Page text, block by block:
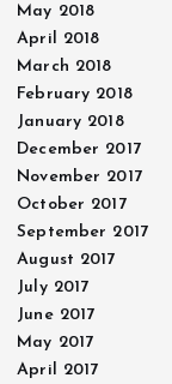
May 2018
April 2018
March 2018
February 2018
January 2018
December 2017
November 2017
October 2017
September 2017
August 2017
July 2017
June 2017
May 2017
April 2017